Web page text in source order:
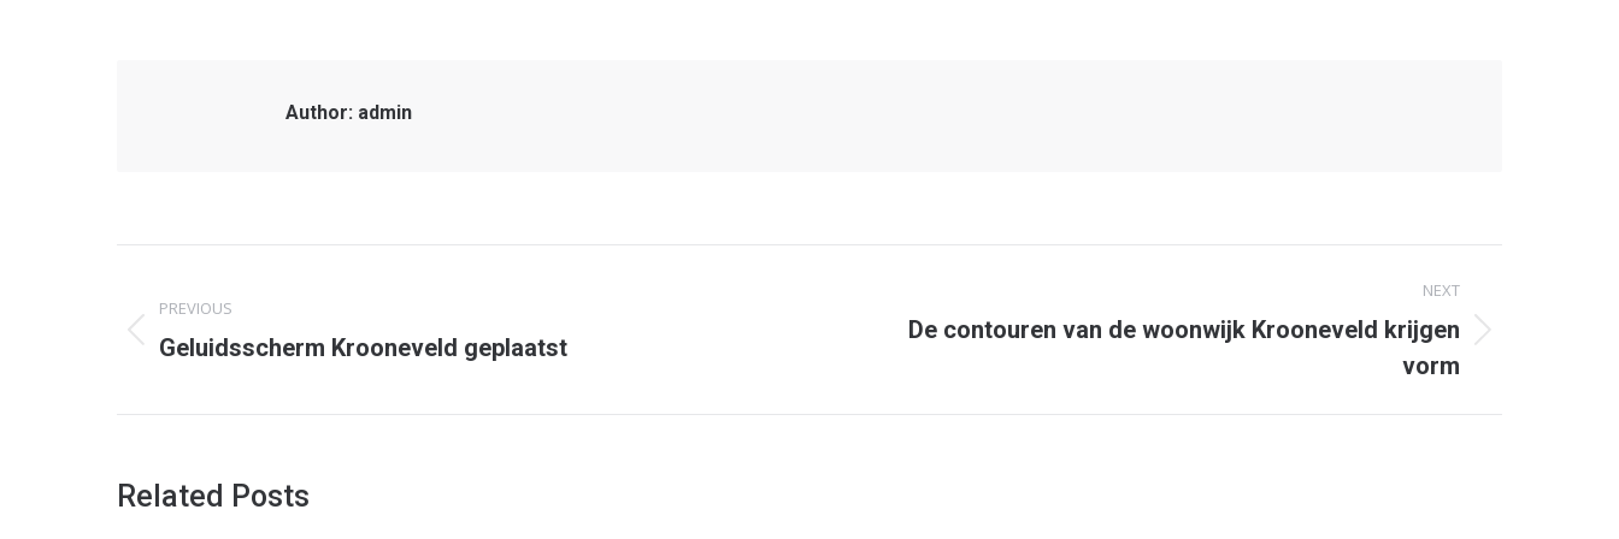
Author: admin
navigation
PREVIOUS
Previous
Geluidsscherm Krooneveld geplaatst
NEXT
De contouren van de woonwijk Krooneveld krijgen
vorm
Related Posts